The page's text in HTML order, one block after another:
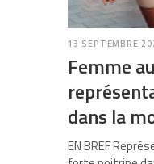
13 SEPTEMBRE
Femme
dans la
EN BREF